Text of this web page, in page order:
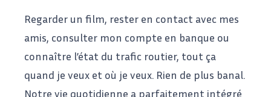
Regarder un film, rester en contact avec mes
amis, consulter mon compte en banque ou
connaître l’état du trafic routier, tout ça
quand je veux et où je veux. Rien de plus banal.
Notre vie quotidienne a parfaitement intégré